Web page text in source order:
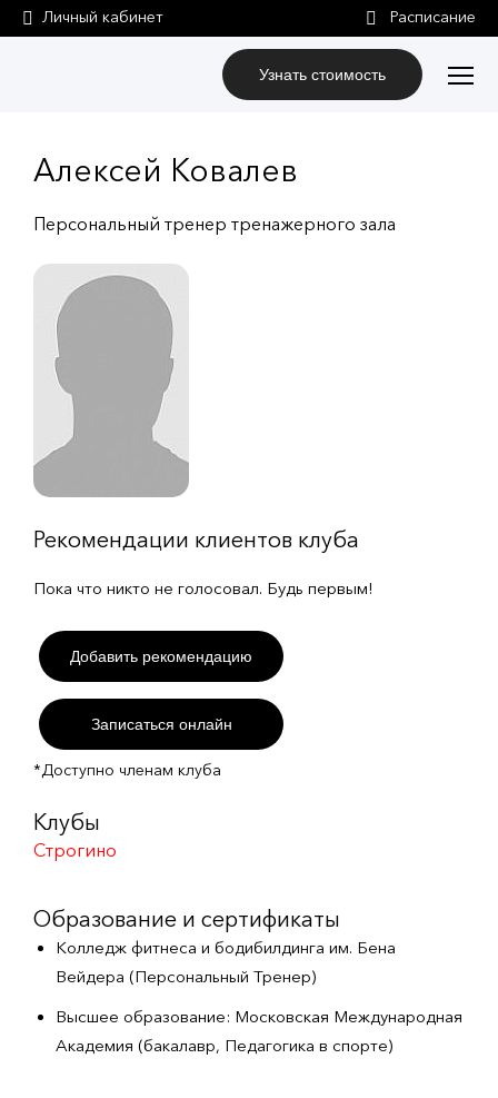
Личный кабинет
Узнать стоимость
Алексей Ковалев
Персональный тренер тренажерного зала
Рекомендации клиентов клуба
Пока что никто не голосовал. Будь первым!
Добавить рекомендацию
Записаться онлайн
*Доступно членам клуба
Клубы
Строгино
Образование и сертификаты
Колледж фитнеса и бодибилдинга им. Бена
Вейдера (Персональный Тренер)
Высшее образование: Московская Международная
Академия (бакалавр, Педагогика в спорте)